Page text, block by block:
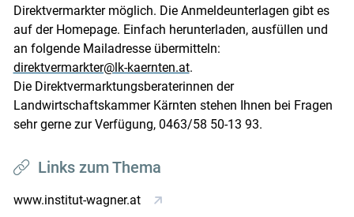
Direktvermarkter möglich. Die Anmeldeunterlagen gibt es
auf der Homepage. Einfach herunterladen, ausfüllen und
an folgende Mailadresse übermitteln:
­direktvermarkter@lk-kaernten.at.
Die Direktvermarktungsberaterinnen der
Landwirtschaftskammer Kärnten stehen Ihnen bei Fragen
sehr gerne zur Verfügung, 0463/58 50-13 93.
Links zum Thema
www.institut-wagner.at